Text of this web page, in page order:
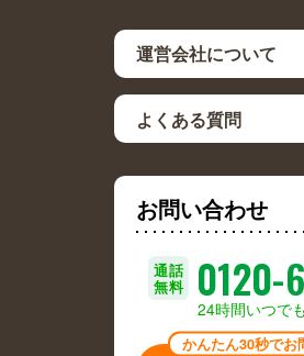
運営会社について
よくある質問
お問い合わせ
通話
無料 0120-
24時間いつで
かんたん30秒でお